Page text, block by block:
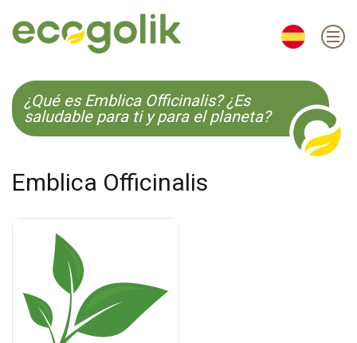
EN ES KO
¿Qué es Emblica Officinalis? ¿Es
saludable para ti y para el planeta?
Emblica Officinalis